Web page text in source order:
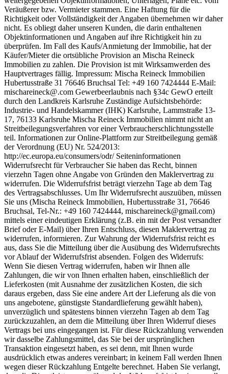
Veräußerer bzw. Vermieter stammen. Eine Haftung für die
Richtigkeit oder Vollständigkeit der Angaben übernehmen wir daher
nicht. Es obliegt daher unseren Kunden, die darin enthaltenen
Objektinformationen und Angaben auf ihre Richtigkeit hin zu
überprüfen. Im Fall des Kaufs/Anmietung der Immobilie, hat der
Käufer/Mieter die ortsübliche Provision an Mischa Reineck
Immobilien zu zahlen. Die Provision ist mit Wirksamwerden des
Hauptvertrages fällig. Impressum: Mischa Reineck Immobilien
Hubertusstraße 31 76646 Bruchsal Tel: +49 160 7424444 E-Mail:
mischareineck@.com Gewerbeerlaubnis nach §34c GewO erteilt
durch den Landkreis Karlsruhe Zuständige Aufsichtsbehörde:
Industrie- und Handelskammer (IHK) Karlsruhe, Lammstraße 13-
17, 76133 Karlsruhe Mischa Reineck Immobilien nimmt nicht an
Streitbeilegungsverfahren vor einer Verbraucherschlichtungsstelle
teil. Informationen zur Online-Plattform zur Streitbeilegung gemäß
der Verordnung (EU) Nr. 524/2013:
http://ec.europa.eu/consumers/odr/ Seiteninformationen
Widerrufsrecht für Verbraucher Sie haben das Recht, binnen
vierzehn Tagen ohne Angabe von Gründen den Maklervertrag zu
widerrufen. Die Widerrufsfrist beträgt vierzehn Tage ab dem Tag
des Vertragsabschlusses. Um Ihr Widerrufsrecht auszuüben, müssen
Sie uns (Mischa Reineck Immobilien, Hubertusstraße 31, 76646
Bruchsal, Tel-Nr.: +49 160 7424444, mischareineck@gmail.com)
mittels einer eindeutigen Erklärung (z.B. ein mit der Post versandter
Brief oder E-Mail) über Ihren Entschluss, diesen Maklervertrag zu
widerrufen, informieren. Zur Wahrung der Widerrufsfrist reicht es
aus, dass Sie die Mitteilung über die Ausübung des Widerrufsrechts
vor Ablauf der Widerrufsfrist absenden. Folgen des Widerrufs:
Wenn Sie diesen Vertrag widerrufen, haben wir Ihnen alle
Zahlungen, die wir von Ihnen erhalten haben, einschließlich der
Lieferkosten (mit Ausnahme der zusätzlichen Kosten, die sich
daraus ergeben, dass Sie eine andere Art der Lieferung als die von
uns angebotene, günstigste Standardlieferung gewählt haben),
unverzüglich und spätestens binnen vierzehn Tagen ab dem Tag
zurückzuzahlen, an dem die Mitteilung über Ihren Widerruf dieses
Vertrags bei uns eingegangen ist. Für diese Rückzahlung verwenden
wir dasselbe Zahlungsmittel, das Sie bei der ursprünglichen
Transaktion eingesetzt haben, es sei denn, mit Ihnen wurde
ausdrücklich etwas anderes vereinbart; in keinem Fall werden Ihnen
wegen dieser Rückzahlung Entgelte berechnet. Haben Sie verlangt,